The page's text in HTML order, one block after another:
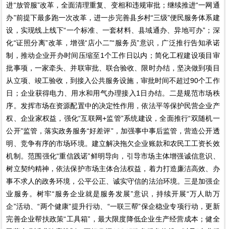
进“放管服”改革，全面清理重复、变相和违规审批；继续推进“一网通
办”前提下最多跑一次改革，进一步完善县乡村“三级”便民服务体系建
设，实现线上线下“一个标准、一套材料、县域通办、异地可办”；深
化“证照分离”改革，增强“店小二”“服务员”意识，广泛推行告知承诺
制，推动企业开办时间压缩至1个工作日以内；简化工程建设项目审
批事项，一家牵头、并联审批、联合验收、限时办结，坚决做到项目
从立项、竣工验收，到接入公共服务设施，审批时间不超过90个工作
日；企业获得电力、用水和用气办理接入1日办结。二是规范市场秩
序。发挥市场在资源配置中的决定性作用，依法平等保护民营企业产
权、企业家权益，强化“互联网+监管”系统建设，全面推行“双随机一
公开”监管，落实政务服务“好差评”，加强事中事后监管，营造公开透
明、竞争有序的市场环境。建立解决拖欠企业账款和农民工工资长效
机制。范围强化“重信践诺”鲜明导向，引导市场主体增强诚信意识、
树立契约精神，依法保护市场主体合法权益，着力打造廉洁高效、办
事不求人的政务环境，公平公正、诚实守信的法治环境。三是加强企
业服务。树牢“服务企业就是服务发展”意识，持续开展“万人助万
企”活动、“两个健康”提升行动、“一联三帮”保企稳业专项行动，更新
完善企业帮扶政策“工具箱”，最大限度降低企业生产经营成本；健全